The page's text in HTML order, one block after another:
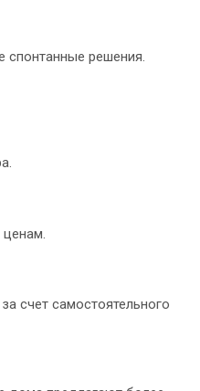
спонтанные решения.
счет самостоятельного